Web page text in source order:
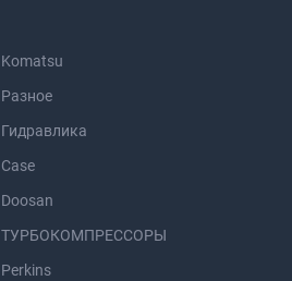
Komatsu
Разное
Гидравлика
Case
Doosan
ТУРБОКОМПРЕССОРЫ
Perkins